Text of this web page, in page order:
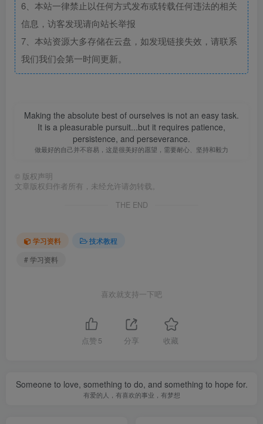
6、本站一律禁止以任何方式发布或转载任何违法的相关
信息，访客发现请向站长举报
7、本站资源大多存储在云盘，如发现链接失效，请联系
我们我们会第一时间更新。
Making the absolute best of ourselves is not an easy task.
It is a pleasurable pursuit...but it requires patience,
persistence, and perseverance.
做最好的自己并不容易，这是很美好的愿望，需要耐心、坚持和毅力
© 版权声明
文章版权归作者所有，未经允许请勿转载。
THE END
学习资料
技术教程
# 学习资料
喜欢就支持一下吧
点赞 5 分享 收藏
Someone to love, something to do, and something to hope for.
有爱的人，有喜欢的事业，有梦想